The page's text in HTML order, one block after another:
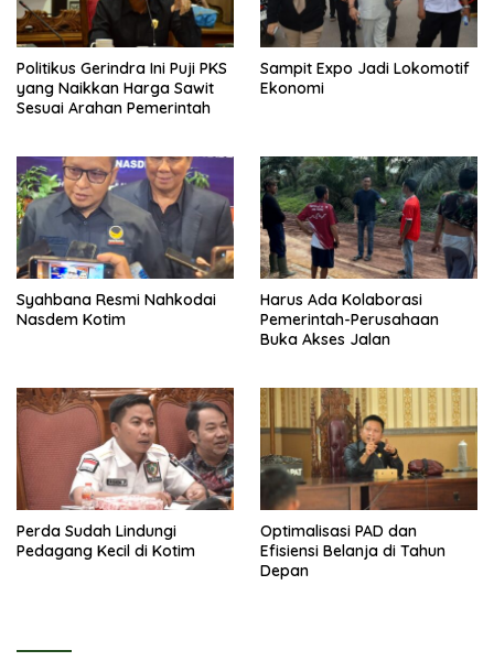
Politikus Gerindra Ini Puji PKS
yang Naikkan Harga Sawit
Sesuai Arahan Pemerintah
Sampit Expo Jadi Lokomotif
Ekonomi
Syahbana Resmi Nahkodai
Nasdem Kotim
Harus Ada Kolaborasi
Pemerintah-Perusahaan
Buka Akses Jalan
Perda Sudah Lindungi
Pedagang Kecil di Kotim
Optimalisasi PAD dan
Efisiensi Belanja di Tahun
Depan